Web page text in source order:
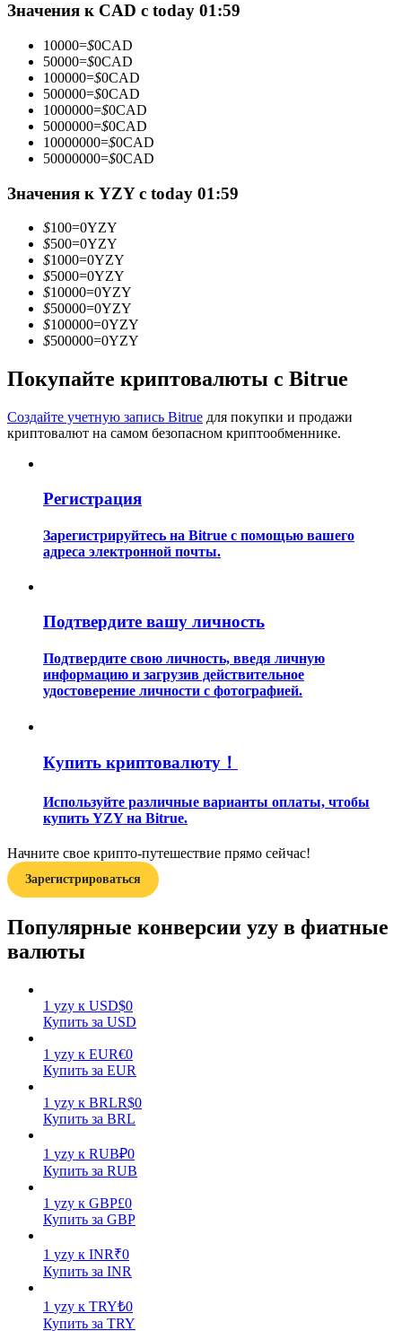
Присоединяйтесь к лучшим трейдерам
Станьте копи-трейдером
Наслаждайтесь распределением прибыли и комиссиями
за копи-трейдинг
Информация
Гид
Руководство для начинающих по фьючерсам
Торговые стратегии
Заработок
Силовая свинья
Получайте конкурентные награды ежедневно
Значения к CAD с today 01:59
10000=$0CAD
50000=$0CAD
100000=$0CAD
500000=$0CAD
1000000=$0CAD
5000000=$0CAD
10000000=$0CAD
50000000=$0CAD
Значения к YZY с today 01:59
$100=0YZY
$500=0YZY
$1000=0YZY
$5000=0YZY
$10000=0YZY
$50000=0YZY
$100000=0YZY
$500000=0YZY
Покупайте криптовалюты с Bitrue
Создайте учетную запись Bitrue для покупки и продажи
криптовалют на самом безопасном криптообменнике.
Регистрация
Зарегистрируйтесь на Bitrue с помощью вашего
адреса электронной почты.
Подтвердите вашу личность
Подтвердите свою личность, введя личную
информацию и загрузив действительное
удостоверение личности с фотографией.
Купить криптовалюту！
Используйте различные варианты оплаты, чтобы
купить YZY на Bitrue.
Начните свое крипто-путешествие прямо сейчас!
Зарегистрироваться
Популярные конверсии yzy в фиатные
валюты
1 yzy к USD$0
Купить за USD
1 yzy к EUR€0
Купить за EUR
1 yzy к BRLR$0
Купить за BRL
1 yzy к RUB₽0
Купить за RUB
1 yzy к GBP£0
Купить за GBP
1 yzy к INR₹0
Купить за INR
1 yzy к TRY₺0
Купить за TRY